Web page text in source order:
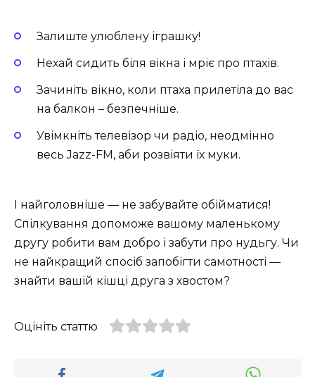
Залиште улюблену іграшку!
Нехай сидить біля вікна і мріє про птахів.
Зачиніть вікно, коли птаха прилетіла до вас
на балкон – безпечніше.
Увімкніть телевізор чи радіо, неодмінно
весь Jazz-FM, аби розвіяти їх муки.
І найголовніше — не забувайте обійматися!
Спілкування допоможе вашому маленькому
другу робити вам добро і забути про нудьгу. Чи
не найкращий спосіб запобігти самотності —
знайти вашій кішці друга з хвостом?
Оцініть статтю